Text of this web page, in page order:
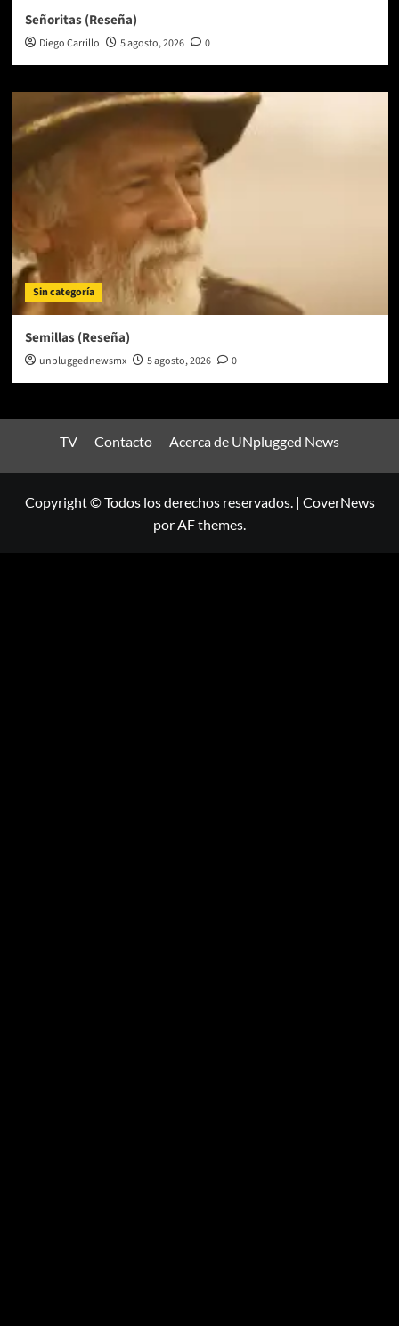
Señoritas (Reseña)
Diego Carrillo 5 agosto, 2026 0
Sin categoría
Semillas (Reseña)
unpluggednewsmx 5 agosto, 2026 0
TV Contacto Acerca de UNplugged News
Copyright © Todos los derechos reservados. | CoverNews
por AF themes.